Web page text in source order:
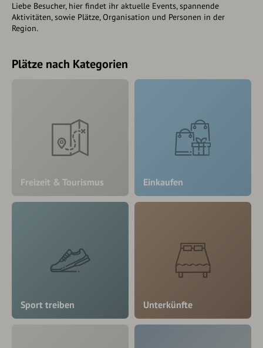
Liebe Besucher, hier findet ihr aktuelle Events, spannende
Aktivitäten, sowie Plätze, Organisation und Personen in der
Region.
Plätze nach Kategorien
Freizeit & Tourismus Einkaufen
Sport treiben Unterkünfte